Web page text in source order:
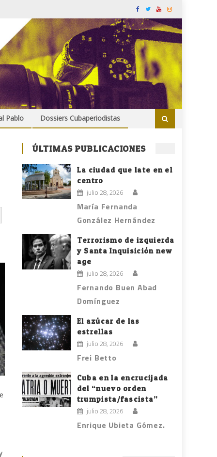
Pablo Dossiers Cubaperiodistas
ÚLTIMAS PUBLICACIONES
La ciudad que late en el
centro
julio 28, 2026
María Fernanda
González Hernández
Terrorismo de izquierda
y Santa Inquisición new
age
julio 28, 2026
Fernando Buen Abad
Domínguez
El azúcar de las
estrellas
julio 28, 2026
Frei Betto
Cuba en la encrucijada
del “nuevo orden
trumpista/fascista”
julio 28, 2026
Enrique Ubieta Gómez.